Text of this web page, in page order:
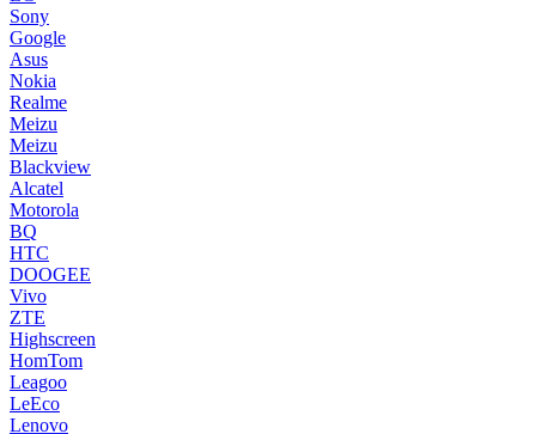
Sony
Google
Asus
Nokia
Realme
Meizu
Meizu
Blackview
Alcatel
Motorola
BQ
HTC
DOOGEE
Vivo
ZTE
Highscreen
HomTom
Leagoo
LeEco
Lenovo